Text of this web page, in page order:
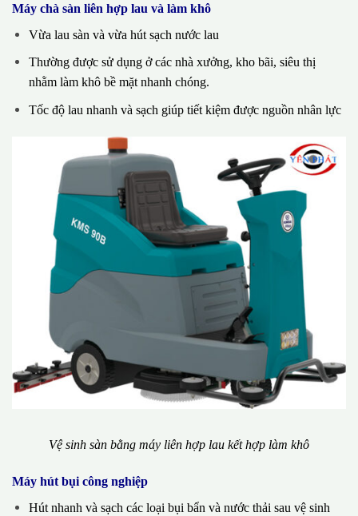
Máy chà sàn liên hợp lau và làm khô
Vừa lau sàn và vừa hút sạch nước lau
Thường được sử dụng ở các nhà xưởng, kho bãi, siêu thị
nhằm làm khô bề mặt nhanh chóng.
Tốc độ lau nhanh và sạch giúp tiết kiệm được nguồn nhân lực
Vệ sinh sàn bằng máy liên hợp lau kết hợp làm khô
Máy hút bụi công nghiệp
Hút nhanh và sạch các loại bụi bẩn và nước thải sau vệ sinh